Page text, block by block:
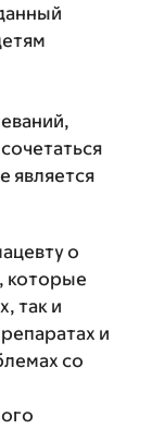
является
о
которые
так и
и
со